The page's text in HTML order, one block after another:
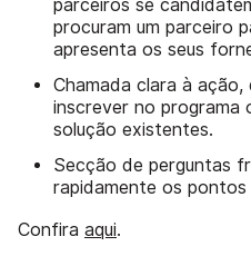
parceiros se
procuram um parceiro
apresenta os seus
Chamada clara à
inscrever no programa
solução existentes.
Secção de perguntas
rapidamente os
Confira aqui.